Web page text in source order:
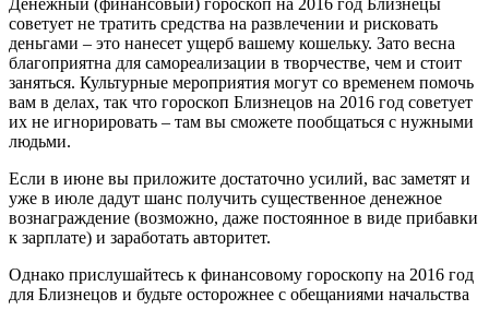
советует не тратить средства на развлечении и рисковать
деньгами – это нанесет ущерб вашему кошельку. Зато весна
благоприятна для самореализации в творчестве, чем и стоит
заняться. Культурные мероприятия могут со временем помочь
вам в делах, так что гороскоп Близнецов на 2016 год советует
их не игнорировать – там вы сможете пообщаться с нужными
людьми.
Если в июне вы приложите достаточно усилий, вас заметят и
уже в июле дадут шанс получить существенное денежное
вознаграждение (возможно, даже постоянное в виде прибавки
к зарплате) и заработать авторитет.
Однако прислушайтесь к финансовому гороскопу на 2016 год
для Близнецов и будьте осторожнее с обещаниями начальства